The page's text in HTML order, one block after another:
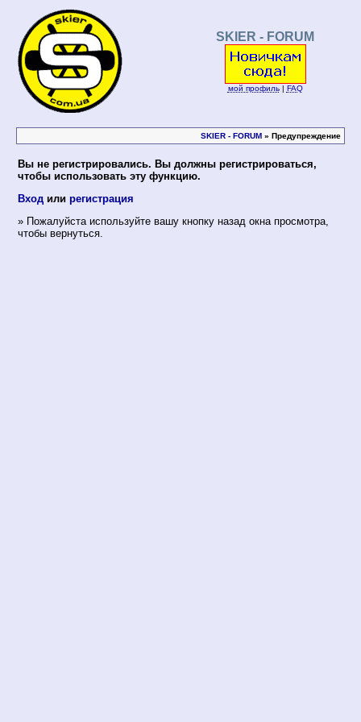
SKIER - FORUM
мой профиль| FAQ
SKIER - FORUM » Предупреждение
Вы не регистрировались. Вы должны регистрироваться,
чтобы использовать эту функцию.
Вход или регистрация
» Пожалуйста используйте вашу кнопку назад окна просмотра,
чтобы вернуться.